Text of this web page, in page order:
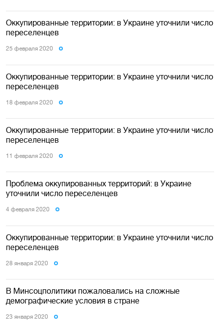
Оккупированные территории: в Украине уточнили число
переселенцев
25 февраля 2020
Оккупированные территории: в Украине уточнили число
переселенцев
18 февраля 2020
Оккупированные территории: в Украине уточнили число
переселенцев
11 февраля 2020
Проблема оккупированных территорий: в Украине
уточнили число переселенцев
4 февраля 2020
Оккупированные территории: в Украине уточнили число
переселенцев
28 января 2020
В Минсоцполитики пожаловались на сложные
демографические условия в стране
23 января 2020